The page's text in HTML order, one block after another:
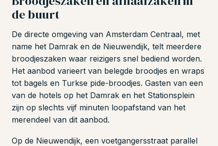
de buurt
De directe omgeving van Amsterdam Centraal, met
name het Damrak en de Nieuwendijk, telt meerdere
broodjeszaken waar reizigers snel bediend worden.
Het aanbod varieert van belegde broodjes en wraps
tot bagels en Turkse pide-broodjes. Gasten van een
van de hotels op het Damrak en het Stationsplein
zijn op slechts vijf minuten loopafstand van het
merendeel van dit aanbod.
Op de Nieuwendijk, een voetgangersstraat parallel